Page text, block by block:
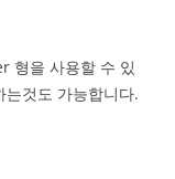
형을 사용할 수 있
것도 가능합니다.